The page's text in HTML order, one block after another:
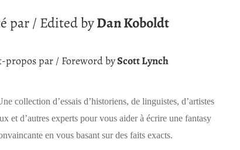
par / Edited byDan Koboldt
propos par / Foreword byScott Lynch
collection d’essais d’historiens, de linguistes, d’artistes
et d’autres experts pour vous aider à écrire une fantasy
en vous basant sur des faits exacts.